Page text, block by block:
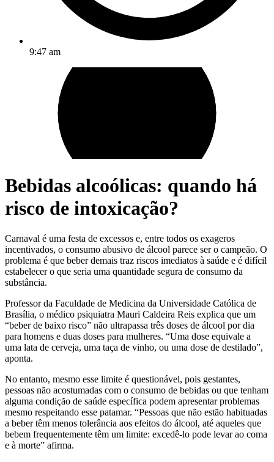
9:47 am
Bebidas alcoólicas: quando há
risco de intoxicação?
Carnaval é uma festa de excessos e, entre todos os exageros
incentivados, o consumo abusivo de álcool parece ser o campeão. O
problema é que beber demais traz riscos imediatos à saúde e é difícil
estabelecer o que seria uma quantidade segura de consumo da
substância.
Professor da Faculdade de Medicina da Universidade Católica de
Brasília, o médico psiquiatra Mauri Caldeira Reis explica que um
“beber de baixo risco” não ultrapassa três doses de álcool por dia
para homens e duas doses para mulheres. “Uma dose equivale a
uma lata de cerveja, uma taça de vinho, ou uma dose de destilado”,
aponta.
No entanto, mesmo esse limite é questionável, pois gestantes,
pessoas não acostumadas com o consumo de bebidas ou que tenham
alguma condição de saúde específica podem apresentar problemas
mesmo respeitando esse patamar. “Pessoas que não estão habituadas
a beber têm menos tolerância aos efeitos do álcool, até aqueles que
bebem frequentemente têm um limite: excedê-lo pode levar ao coma
e à morte” afirma.